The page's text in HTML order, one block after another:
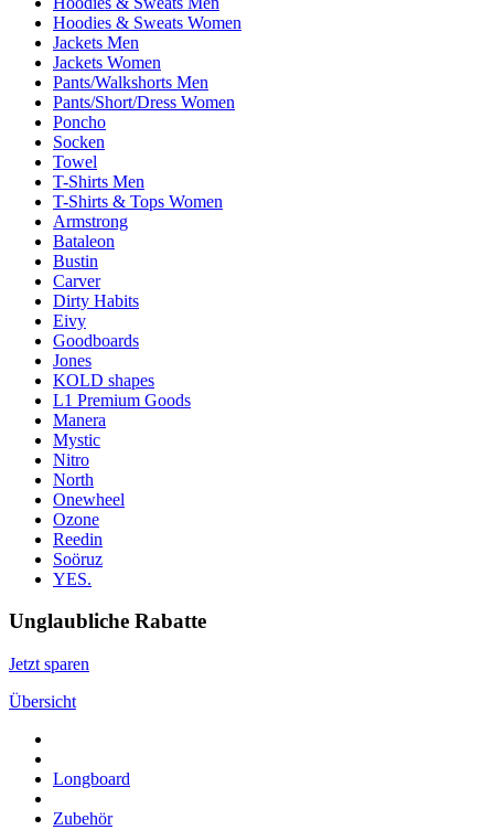
Hoodies & Sweats Women
Jackets Men
Jackets Women
Pants/Walkshorts Men
Pants/Short/Dress Women
Poncho
Socken
Towel
T-Shirts Men
T-Shirts & Tops Women
Armstrong
Bataleon
Bustin
Carver
Dirty Habits
Eivy
Goodboards
Jones
KOLD shapes
L1 Premium Goods
Manera
Mystic
Nitro
North
Onewheel
Ozone
Reedin
Soöruz
YES.
Unglaubliche Rabatte
Jetzt sparen
Übersicht
Longboard
Zubehör